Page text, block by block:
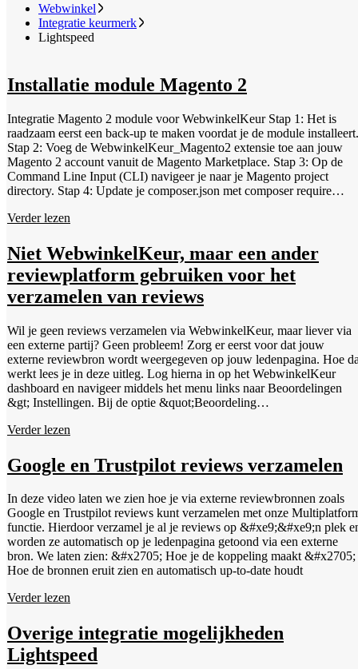
Webwinkel
Integratie keurmerk
Lightspeed
Installatie module Magento 2
Integratie Magento 2 module voor WebwinkelKeur Stap 1: Het is
raadzaam eerst een back-up te maken voordat je de module installeert.
Stap 2: Voeg de WebwinkelKeur_Magento2 extensie toe aan jouw
Magento 2 account vanuit de Magento Marketplace. Stap 3: Op de
Command Line Input (CLI) navigeer je naar je Magento project
directory. Stap 4: Update je composer.json met composer require
composer update uit. Stap 6: Als de update is afgerond, voer daarna
geïnstalleerd met bin/magento module:status
WebwinkelKeur_Magento2 Stap 8: Schakel de volgende extensie in:
bin/magento module:enable WebwinkelKeur_Magento2 Stap 9:
Navigeer binnen je dashboard naar "Stores" &gt; "Configuration"
&gt; "WEBWINKELKEUR" Stap 10: Vul je webwinkel ID en API
loggen binnen het WebwinkelKeur dashboard. Ga hiervoor naar het
tabblad ‘Installatie’ &gt; ‘Selecteer software’ &gt; kies ‘Magento 2’.
Stap 11: Configureer de module naar je eigen wensen. Stap 12: De
WebwinkelKeur koppeling is nu gereed. Het is aanbevolen om eerst
een test aankoop te doen en te kijken of hierbij geen fouten opduiken.
Je kunt ook checken of alle bestaande afbeelding sliders nog werken.
Verder lezen
Niet WebwinkelKeur, maar een ander
reviewplatform gebruiken voor het
verzamelen van reviews
Wil je geen reviews verzamelen via WebwinkelKeur, maar liever via
een externe partij? Geen probleem! Zorg er eerst voor dat jouw
externe reviewbron wordt weergegeven op jouw ledenpagina. Hoe
werkt lees je in deze uitleg. Log hierna in op het WebwinkelKeur
dashboard en navigeer middels het menu links naar Beoordelingen
&gt; Instellingen. Bij de optie &quot;Beoordeling
jouw reviews wilt verzamelen. Kies je een ander platform dan
ledenpagina vanaf nu verwijzen naar het reviewformulier bij het
geselecteerde platform.
Verder lezen
Google en Trustpilot reviews verzamelen
In deze video laten we zien hoe je via externe reviewbronnen zoals
Google en Trustpilot reviews kunt verzamelen met onze
functie. Hierdoor verzamel je al je reviews op &#xe9;&#xe9;n plek
worden ze automatisch op je ledenpagina getoond via een externe
bron. We laten zien: &#x2705; Hoe je de koppeling maakt &#x2705;
Hoe de bronnen eruit zien en automatisch up-to-date houdt
Verder lezen
Overige integratie mogelijkheden
Lightspeed